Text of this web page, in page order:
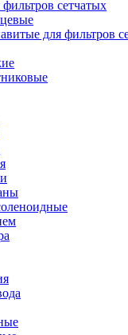
сетчатых
для фильтров